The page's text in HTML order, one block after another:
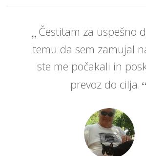
Čestitam za uspešno
temu da sem zamujal
ste me počakali in
prevoz do cilja.